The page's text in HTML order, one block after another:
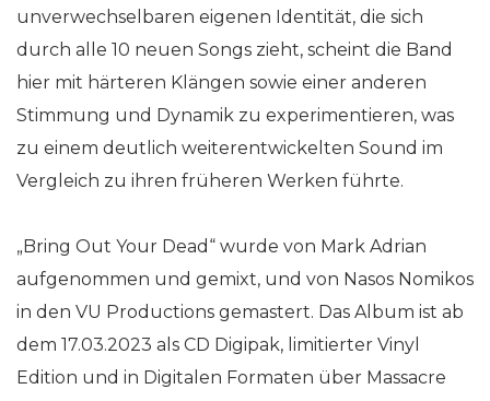
unverwechselbaren eigenen Identität, die sich
durch alle 10 neuen Songs zieht, scheint die Band
hier mit härteren Klängen sowie einer anderen
Stimmung und Dynamik zu experimentieren, was
zu einem deutlich weiterentwickelten Sound im
Vergleich zu ihren früheren Werken führte.
„Bring Out Your Dead“ wurde von Mark Adrian
aufgenommen und gemixt, und von Nasos Nomikos
in den VU Productions gemastert. Das Album ist ab
dem 17.03.2023 als CD Digipak, limitierter Vinyl
Edition und in Digitalen Formaten über Massacre